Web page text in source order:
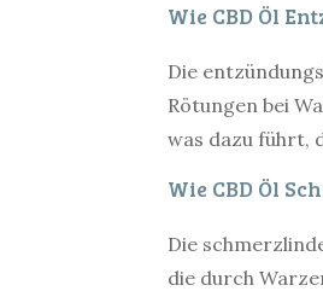
Wie CBD Öl
Die
Rötungen bei
was dazu führt,
Wie CBD Öl
Die
die durch